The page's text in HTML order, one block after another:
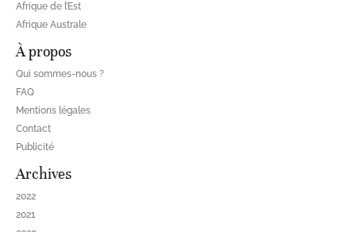
Afrique de l’Est
Afrique Australe
À propos
Qui sommes-nous ?
FAQ
Mentions légales
Contact
Publicité
Archives
2022
2021